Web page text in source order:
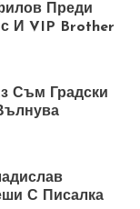
Преди
И VIP Brother
Съм Градски
С Писалка